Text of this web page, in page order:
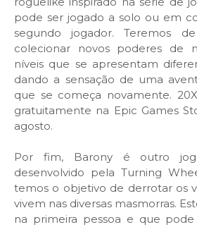
pode ser jogado a solo ou em
segundo jogador. Teremos
colecionar novos poderes de
níveis que se apresentam
dando a sensação de uma
que se começa novamente.
gratuitamente na Epic Games
agosto.
Por fim, Barony é outro
desenvolvido pela Turning
temos o objetivo de derrotar os
vivem nas diversas masmorras.
na primeira pessoa e que